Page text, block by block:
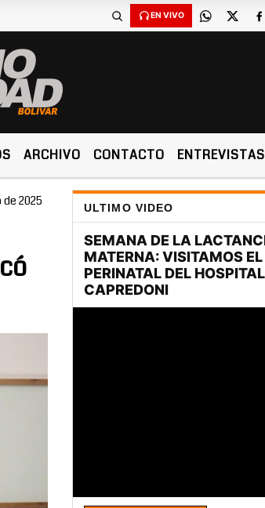
EN VIVO
ARCHIVO CONTACTO ENTREVISTAS
de 2025 ULTIMO VIDEO